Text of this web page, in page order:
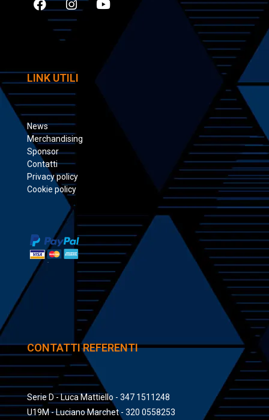
LINK UTILI
News
Merchandising
Sponsor
Contatti
Privacy policy
Cookie policy
CONTATTI REFERENTI
Serie D - Luca Mattiello - 347 1511248
U19M - Luciano Marchet - 320 0558253